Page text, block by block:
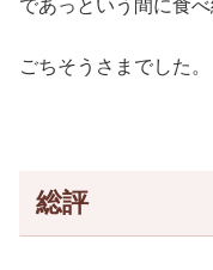
であっという間に食
ごちそうさまでした。
総評